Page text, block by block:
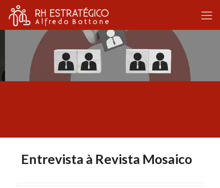
Entrevista à Revista Mosaico